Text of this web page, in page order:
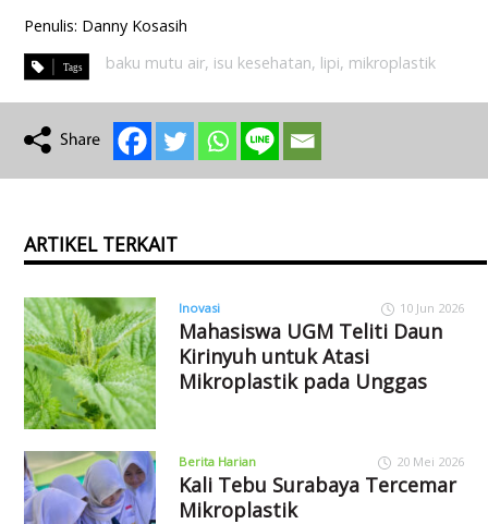
Penulis: Danny Kosasih
baku mutu air, isu kesehatan, lipi, mikroplastik
ARTIKEL TERKAIT
Inovasi 10 Jun 2026
Mahasiswa UGM Teliti Daun
Kirinyuh untuk Atasi
Mikroplastik pada Unggas
Berita Harian 20 Mei 2026
Kali Tebu Surabaya Tercemar
Mikroplastik